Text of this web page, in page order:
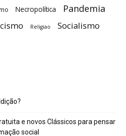
Necropolítica Pandemia
Religiao Socialismo
e novos Clássicos para pensar
social